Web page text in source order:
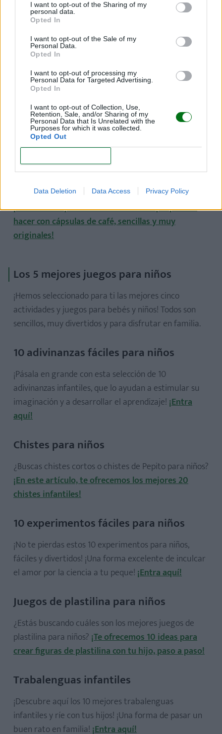
I want to opt-out of the Sharing of my
personal data.
Opted In
I want to opt-out of the Sale of my
Personal Data.
Opted In
I want to opt-out of processing my
Personal Data for Targeted Advertising.
Opted In
I want to opt-out of Collection, Use,
Retention, Sale, and/or Sharing of my
Personal Data that Is Unrelated with the
Purposes for which it was collected.
Opted Out
Data Deletion Data Access Privacy Policy
¡Hemos hecho una selección de 10 propuestas, con un
resultado sorprendente, para reutilizar los rollos de
papel higiénico y crear fantásticas
Papiroflexia para niños
La papiroflexia para niños consiste en doblar papel
para obtener una serie de figuras.¡He aquí 10
manualidades con papel que puedes hacer con tu
Manualidades con cápsulas de café
¡Encuentra aquí cinco manualidades que puedes
hacer con cápsulas de café, sencillas y muy
originales!
Los 5 mejores juegos para niños
¡Hemos seleccionado para ti las mejores cinco
actividades y juegos para bebés y niños! Todos son
sencillos, muy divertidos y para disfrutar en familia.
10 adivinanzas fáciles para niños
¡Pásala en grande con esta selección de 10
adivinanzas infantiles, que lo ayudan a estimular su
imaginación y a desarrollar el aprendizaje! ¡Entra
aquí!
Chistes para niños
¿Buscas chistes cortos o chistes de Pepito para niños?
¡En este artículo, te ofrecemos los mejores 20
chistes infantiles!
10 experimentos fáciles para niños
¡No te pierdas estos 10 experimentos para niños,
fáciles y divertidos! ¡Una forma excelente de inculcar
el amor por la ciencia a tu peque! ¡Entra aquí!
Juegos de plastilina para niños
¿Estás buscando cuáles son los mejores juegos de
plastilina para niños? ¡Te ofrecemos 10 ideas para
crear figuras de plastilina con tu hijo, paso a paso!
Trabalenguas infantiles
¡Descubre aquí los 10 mejores trabalenguas
infantiles y ríe con tus hijos! ¡Una forma de pasar un
buen rato en familia! ¡Entra aquí!